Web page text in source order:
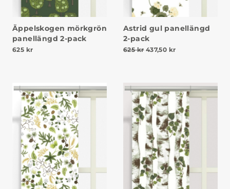
Äppelskogen mörkgrön
panellängd 2-pack
625 kr
Astrid gul panellängd
2-pack
625kr Det ursprungliga priset
437,50 krDet nuvarande